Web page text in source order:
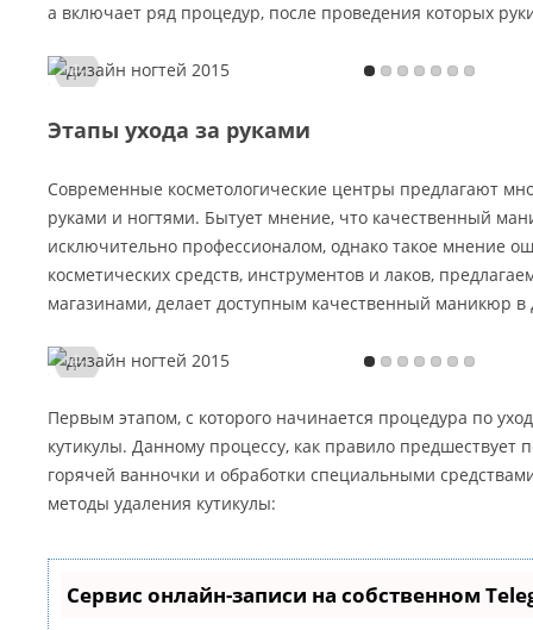
а включает ряд процедур, после проведения которых
Этапы ухода за руками
Современные косметологические центры предлагают
руками и ногтями. Бытует мнение, что качественный
исключительно профессионалом, однако такое мнение
косметических средств, инструментов и лаков,
магазинами, делает доступным качественный маникюр в
Первым этапом, с которого начинается процедура по
кутикулы. Данному процессу, как правило предшествует
горячей ванночки и обработки специальными
методы удаления кутикулы:
Сервис онлайн-записи на собственном